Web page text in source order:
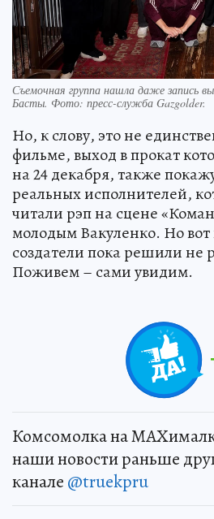
Съемочная группа нашла даже запись
Басты. Фото: пресс-служба Gazgolder.
Но, к слову, это не
фильме, выход в прокат
на 24 декабря, также
реальных исполнителей,
читали рэп на сцене
молодым Вакуленко. Но
создатели пока решили не
Поживем – сами увидим.
Комсомолка на
наши новости раньше
канале @truekpru